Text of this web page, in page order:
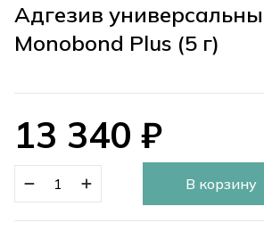
Адгезив
Monobond Plus (5 г)
13 340 ₽
В корзину